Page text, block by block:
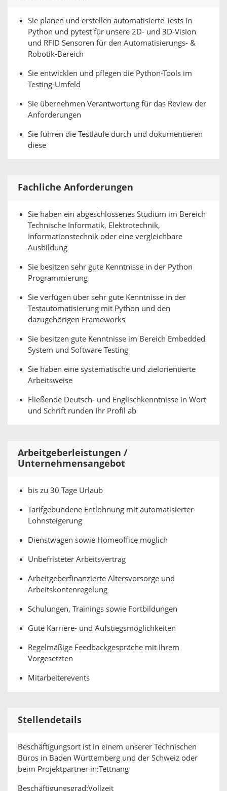
Sie planen und erstellen automatisierte Tests in
Python und pytest für unsere 2D- und 3D-Vision
und RFID Sensoren für den Automatisierungs- &
Robotik-Bereich
Sie entwicklen und pflegen die Python-Tools im
Testing-Umfeld
Sie übernehmen Verantwortung für das Review der
Anforderungen
Sie führen die Testläufe durch und dokumentieren
diese
Fachliche Anforderungen
Sie haben ein abgeschlossenes Studium im Bereich
Technische Informatik, Elektrotechnik,
Informationstechnik oder eine vergleichbare
Ausbildung
Sie besitzen sehr gute Kenntnisse in der Python
Programmierung
Sie verfügen über sehr gute Kenntnisse in der
Testautomatisierung mit Python und den
dazugehörigen Frameworks
Sie besitzen gute Kenntnisse im Bereich Embedded
System und Software Testing
Sie haben eine systematische und zielorientierte
Arbeitsweise
Fließende Deutsch- und Englischkenntnisse in Wort
und Schrift runden Ihr Profil ab
Arbeitgeberleistungen /
Unternehmensangebot
bis zu 30 Tage Urlaub
Tarifgebundene Entlohnung mit automatisierter
Lohnsteigerung
Dienstwagen sowie Homeoffice möglich
Unbefristeter Arbeitsvertrag
Arbeitgeberfinanzierte Altersvorsorge und
Arbeitskontenregelung
Schulungen, Trainings sowie Fortbildungen
Gute Karriere- und Aufstiegsmöglichkeiten
Regelmäßige Feedbackgespräche mit Ihrem
Vorgesetzten
Mitarbeiterevents
Stellendetails
Beschäftigungsort ist in einem unserer Technischen
Büros in Baden Württemberg und der Schweiz oder
beim Projektpartner in:Tettnang
Beschäftigungsgrad:Vollzeit